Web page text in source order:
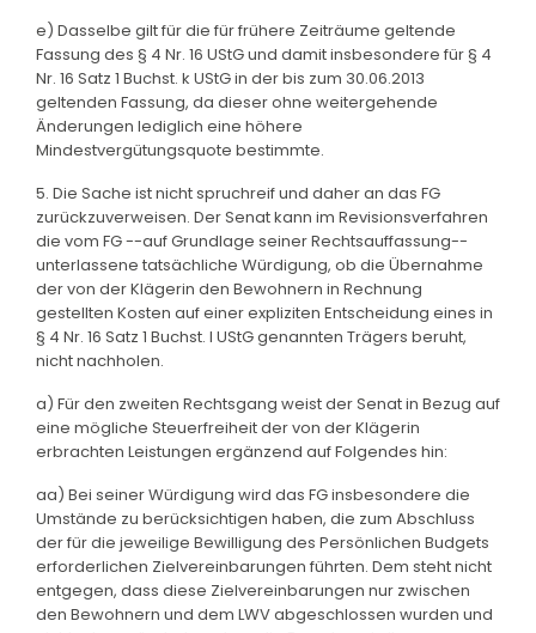
e) Dasselbe gilt für die für frühere Zeiträume geltende
Fassung des § 4 Nr. 16 UStG und damit insbesondere für § 4
Nr. 16 Satz 1 Buchst. k UStG in der bis zum 30.06.2013
geltenden Fassung, da dieser ohne weitergehende
Änderungen lediglich eine höhere
Mindestvergütungsquote bestimmte.
5. Die Sache ist nicht spruchreif und daher an das FG
zurückzuverweisen. Der Senat kann im Revisionsverfahren
die vom FG --auf Grundlage seiner Rechtsauffassung--
unterlassene tatsächliche Würdigung, ob die Übernahme
der von der Klägerin den Bewohnern in Rechnung
gestellten Kosten auf einer expliziten Entscheidung eines in
§ 4 Nr. 16 Satz 1 Buchst. l UStG genannten Trägers beruht,
nicht nachholen.
a) Für den zweiten Rechtsgang weist der Senat in Bezug auf
eine mögliche Steuerfreiheit der von der Klägerin
erbrachten Leistungen ergänzend auf Folgendes hin:
aa) Bei seiner Würdigung wird das FG insbesondere die
Umstände zu berücksichtigen haben, die zum Abschluss
der für die jeweilige Bewilligung des Persönlichen Budgets
erforderlichen Zielvereinbarungen führten. Dem steht nicht
entgegen, dass diese Zielvereinbarungen nur zwischen
den Bewohnern und dem LWV abgeschlossen wurden und